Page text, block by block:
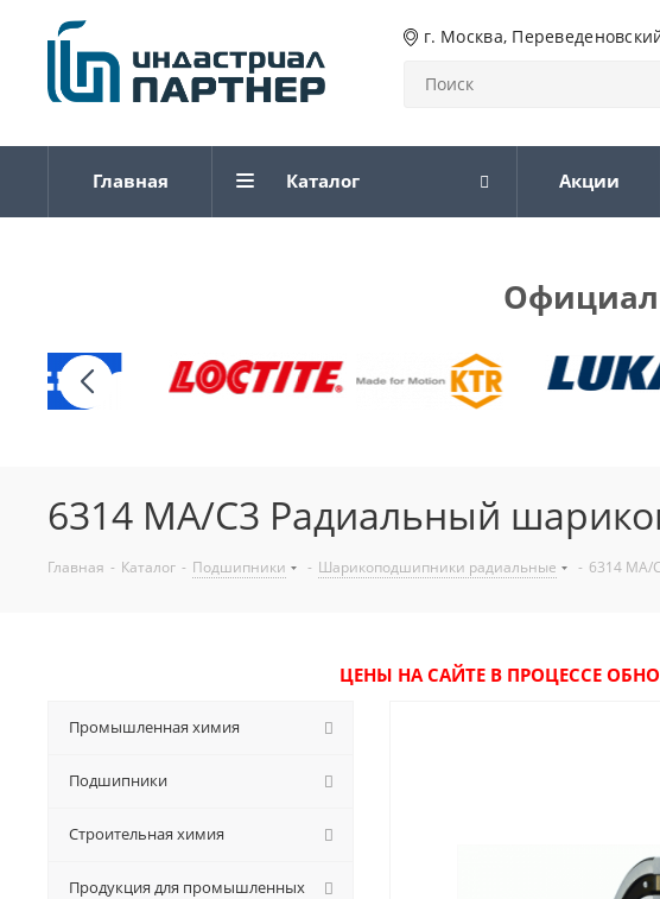
г. Москва,
Главная Каталог Акции
6314 MA/C3 Радиальный
Главная - Каталог - Подшипники - Шарикоподшипники радиальные - 6314
ЦЕНЫ НА САЙТЕ В ПРОЦЕССЕ
Промышленная химия
Подшипники
Строительная химия
Продукция для промышленных